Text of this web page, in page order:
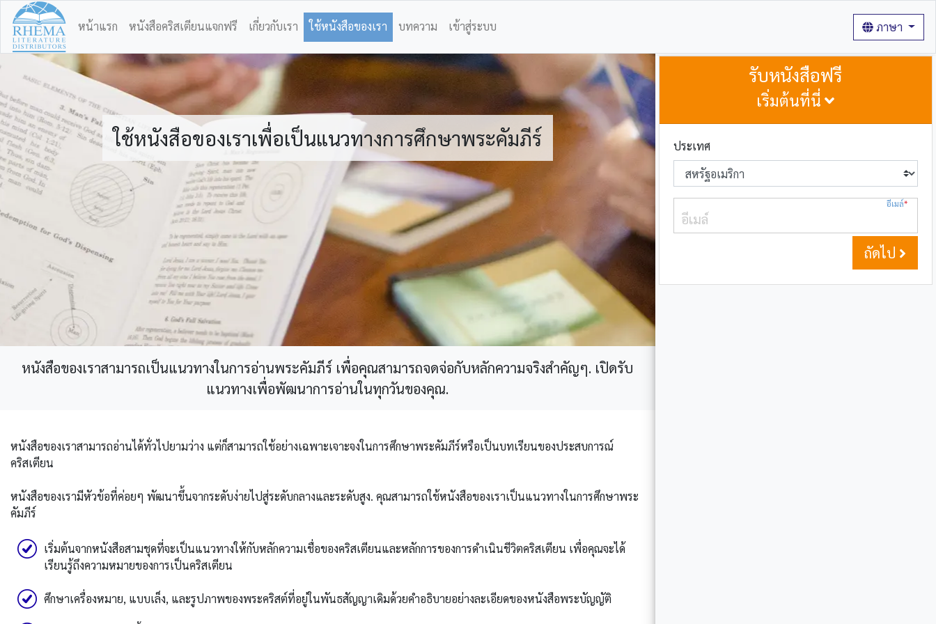
หน้าแรก หนังสือคริสเตียนแจกฟรี เกี่ยวกับเรา ใช้หนังสือของเรา บทความ เข้าสู่ระบบ ภาษา
ใช้หนังสือของเราเพื่อเป็นแนวทางการศึกษาพระคัมภีร์
หนังสือของเราสามารถเป็นแนวทางในการอ่านพระคัมภีร์ เพื่อคุณสามารถจดจ่อกับหลักความจริงสำคัญๆ. เปิดรับ
แนวทางเพื่อพัฒนาการอ่านในทุกวันของคุณ.
หนังสือของเราสามารถอ่านได้ทั่วไปยามว่าง แต่ก็สามารถใช้อย่างเฉพาะเจาะจงในการศึกษาพระคัมภีร์หรือเป็นบทเรียนของประสบการณ์
คริสเตียน
หนังสือของเรามีหัวข้อที่ค่อยๆ พัฒนาขึ้นจากระดับง่ายไปสู่ระดับกลางและระดับสูง. คุณสามารถใช้หนังสือของเราเป็นแนวทางในการศึกษาพระ
คัมภีร์
เริ่มต้นจากหนังสือสามชุดที่จะเป็นแนวทางให้กับหลักความเชื่อของคริสเตียนและหลักการของการดำเนินชีวิตคริสเตียน เพื่อคุณจะได้
เรียนรู้ถึงความหมายของการเป็นคริสเตียน
ศึกษาเครื่องหมาย, แบบเล็ง, และรูปภาพของพระคริสต์ที่อยู่ในพันธสัญญาเดิมด้วยคำอธิบายอย่างละเอียดของหนังสือพระบัญญัติ
รับหนังสือฟรี
เริ่มต้นที่นี่
ประเทศ
อีเมล์*
ถัดไป